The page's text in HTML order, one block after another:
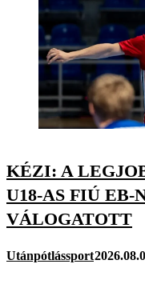
KÉZI: A
U18-AS FIÚ EB-
VÁLOGATOTT
Utánpótlássport